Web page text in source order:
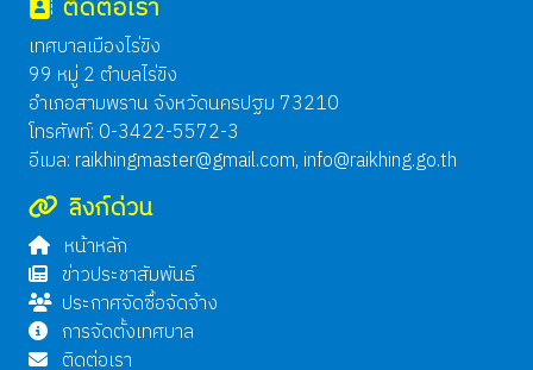
ติดต่อเรา
เทศบาลเมืองไร่ขิง
99 หมู่ 2 ตำบลไร่ขิง
อำเภอสามพราน จังหวัดนครปฐม 73210
โทรศัพท์: 0-3422-5572-3
อีเมล: raikhingmaster@gmail.com, info@raikhing.go.th
ลิงก์ด่วน
หน้าหลัก
ข่าวประชาสัมพันธ์
ประกาศจัดซื้อจัดจ้าง
การจัดตั้งเทศบาล
ติดต่อเรา